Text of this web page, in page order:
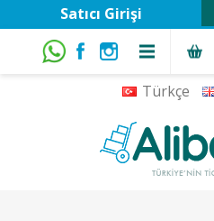
Türkçe
Satıcı Girişi